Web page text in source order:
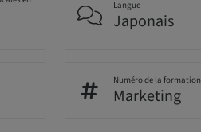
Langue
Japonais
Numéro de la formation
Marketing